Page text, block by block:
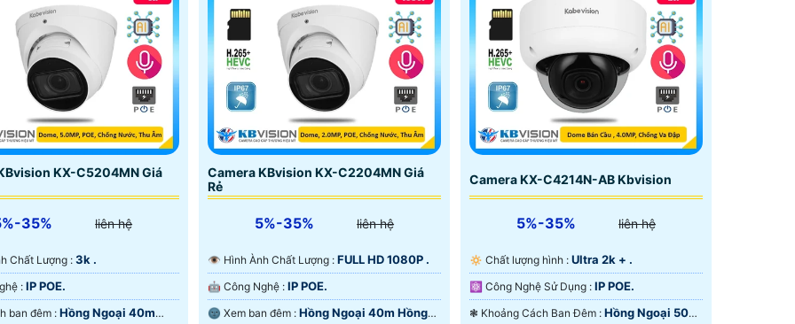
KX-C5204MN Giá
35% liên hệ
Chất Lượng : 3k .
⚒ Công Nghệ : IP POE.
🌈 Hình ảnh ban đêm : Hồng Ngoại 40m
Camera KBvision KX-C2204MN Giá
Rẻ
5%-35% liên hệ
👁 Hình Ành Chất Lượng : FULL HD 1080P .
🤖️ Công Nghệ : IP POE.
🌚 Xem ban đêm : Hồng Ngoại 40m Hồng
Camera KX-C4214N-AB Kbvision
5%-35% liên hệ
🔅 Chất lượng hình : Ultra 2k + .
⚛️ Công Nghệ Sử Dụng : IP POE.
❃ Khoảng Cách Ban Đêm : Hồng Ngoại 50m